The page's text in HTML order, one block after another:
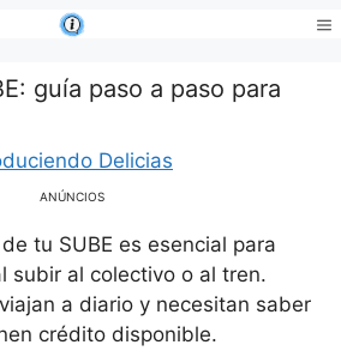
guía paso a paso para
Delicias
ANÚNCIOS
tu SUBE es esencial para
subir al colectivo o al tren.
a diario y necesitan saber
crédito disponible.